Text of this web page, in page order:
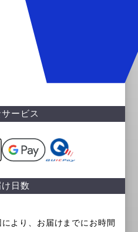
ービス
日数
より、お届けまでにお時間